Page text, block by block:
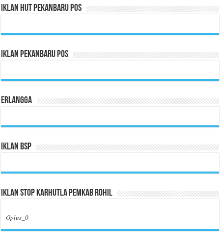
Iklan HUT Pekanbaru Pos
Iklan Pekanbaru Pos
Erlangga
Iklan BSP
Iklan Stop Karhutla Pemkab Rohil
Oplus_0